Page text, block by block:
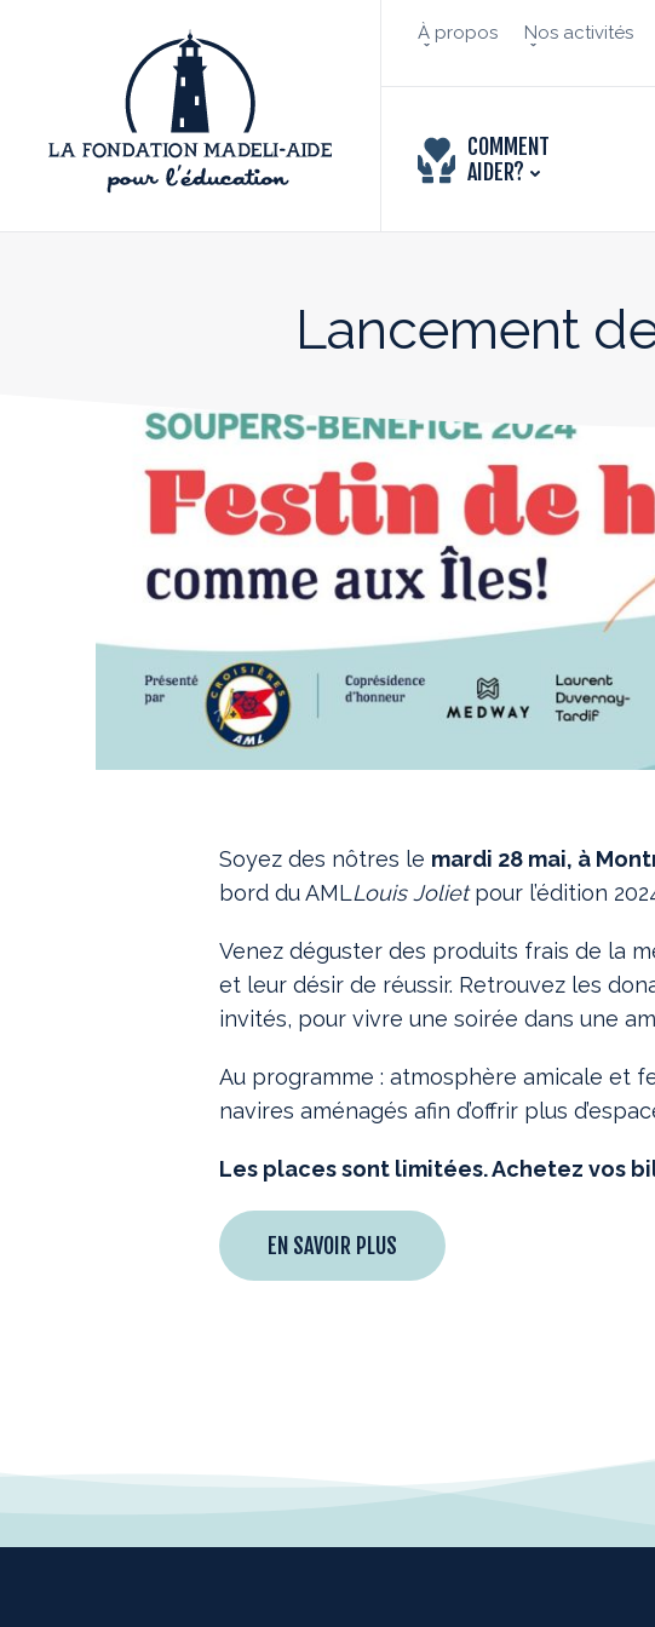
À propos Nos activités
COMMENT
AIDER?
Lancement
Soyez des nôtres le mardi 28 mai, à
bord du AMLLouis Jolietpour l’édition
Venez déguster des produits frais de la
et leur désir de réussir. Retrouvez les
invités, pour vivre une soirée dans une
Au programme : atmosphère amicale et
navires aménagés afin d’offrir plus
Les places sont limitées. Achetez vos
EN SAVOIR PLUS